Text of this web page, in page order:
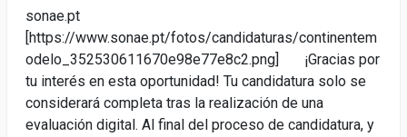
sonae.pt
[https://www.sonae.pt/fotos/candidaturas/continentem
odelo_352530611670e98e77e8c2.png] ¡Gracias por
tu interés en esta oportunidad! Tu candidatura solo se
considerará completa tras la realización de una
evaluación digital. Al final del proceso de candidatura, y